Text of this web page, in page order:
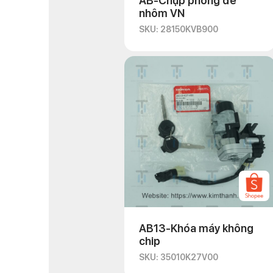
nhôm VN
SKU: 28150KVB900
AB13-Khóa máy không
chip
SKU: 35010K27V00